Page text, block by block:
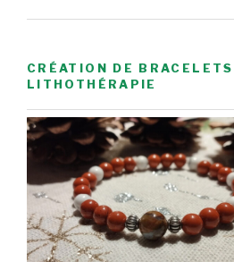
CRÉATION DE BRACELETS
LITHOTHÉRAPIE